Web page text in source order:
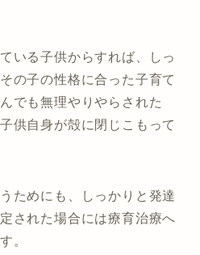
いる子供からすれば、しっ
の子の性格に合った子育て
でも無理やりやらされた
供自身が殻に閉じこもって
ためにも、しっかりと発達
された場合には療育治療へ
。